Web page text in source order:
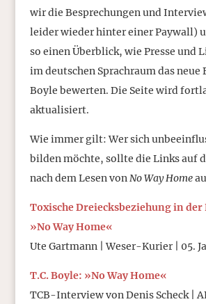
wir die Besprechungen und
leider wieder hinter einer Paywall)
so einen Überblick, wie Presse und
im deutschen Sprachraum das neue
Boyle bewerten. Die Seite wird
aktualisiert.
Wie immer gilt: Wer sich
bilden möchte, sollte die Links auf
nach dem Lesen von No Way Home
Toxische Dreiecksbeziehung in der
»No Way Home«
Ute Gartmann | Weser-Kurier | 05.
T.C. Boyle: »No Way Home«
TCB-Interview von Denis Scheck |